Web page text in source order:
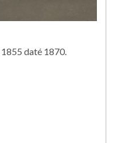
daté 1870.